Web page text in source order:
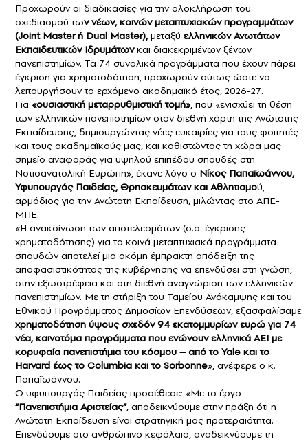
Προχωρούν οι διαδικασίες για την ολοκλήρωση του
σχεδιασμού των νέων, κοινών μεταπτυχιακών προγραμμάτων
(Joint Master ή Dual Master),μεταξύ ελληνικώνΑνωτάτων
Εκπαιδευτικών Ιδρυμάτωνκαι διακεκριμένων ξένων
πανεπιστημίων. Τα 74 συνολικά προγράμματα που έχουν πάρει
έγκριση για χρηματοδότηση, προχωρούν ούτως ώστε να
λειτουργήσουν το ερχόμενο ακαδημαϊκό έτος, 2026-27.
Για «ουσιαστική μεταρρυθμιστική τομή», που «ενισχύει τη θέση
των ελληνικών πανεπιστημίων στον διεθνή χάρτη της Ανώτατης
Εκπαίδευσης, δημιουργώντας νέες ευκαιρίες για τους φοιτητές
και τους ακαδημαϊκούς μας, και καθιστώντας τη χώρα μας
σημείο αναφοράς για υψηλού επιπέδου σπουδές στη
Νοτιοανατολική Ευρώπη», έκανε λόγο ο Νίκος Παπαϊωάννου,
Υφυπουργός Παιδείας, Θρησκευμάτων και Αθλητισμού,
αρμόδιος για την Ανώτατη Εκπαίδευση, μιλώντας στο ΑΠΕ-
ΜΠΕ.
«Η ανακοίνωση των αποτελεσμάτων (σ.σ. έγκρισης
χρηματοδότησης) για τα κοινά μεταπτυχιακά προγράμματα
σπουδών αποτελεί μια ακόμη έμπρακτη απόδειξη της
αποφασιστικότητας της κυβέρνησης να επενδύσει στη γνώση,
στην εξωστρέφεια και στη διεθνή αναγνώριση των ελληνικών
πανεπιστημίων. Με τη στήριξη του Ταμείου Ανάκαμψης και του
Εθνικού Προγράμματος Δημοσίων Επενδύσεων, εξασφαλίσαμε
χρηματοδότηση ύψους σχεδόν 94 εκατομμυρίων ευρώ για 74
νέα, καινοτόμα προγράμματα που ενώνουν ελληνικά ΑΕΙ με
κορυφαία πανεπιστήμια του κόσμου – από το Yale και το
Harvard έως το Columbia και το Sorbonne», ανέφερε ο κ.
Παπαϊωάννου.
Ο υφυπουργός Παιδείας προσέθεσε: «Με το έργο
“Πανεπιστήμια Αριστείας”, αποδεικνύουμε στην πράξη ότι η
Ανώτατη Εκπαίδευση είναι στρατηγική μας προτεραιότητα.
Επενδύουμε στο ανθρώπινο κεφάλαιο, αναδεικνύουμε τη